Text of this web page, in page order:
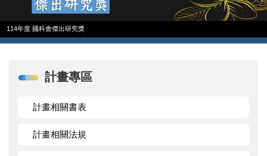
114年度 國科會傑出研究獎
計畫專區
計畫相關書表
計畫相關法規